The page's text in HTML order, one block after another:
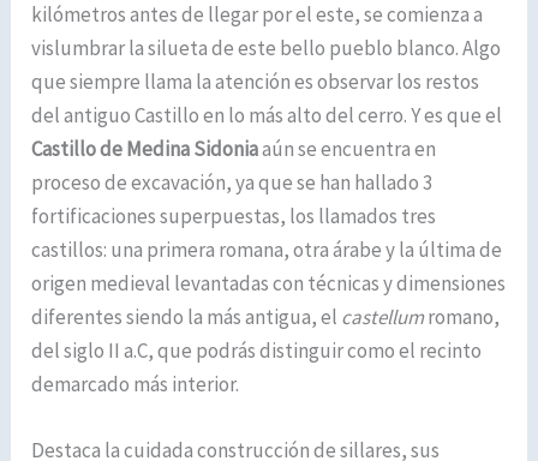
kilómetros antes de llegar por el este, se comienza a
vislumbrar la silueta de este bello pueblo blanco. Algo
que siempre llama la atención es observar los restos
del antiguo Castillo en lo más alto del cerro. Y es que el
Castillo de Medina Sidoniaaún se encuentra en
proceso de excavación, ya que se han hallado 3
fortificaciones superpuestas, los llamados tres
castillos: una primera romana, otra árabe y la última de
origen medieval levantadas con técnicas y dimensiones
diferentes siendo la más antigua, el castellumromano,
del siglo II a.C, que podrás distinguir como el recinto
demarcado más interior.
Destaca la cuidada construcción de sillares, sus